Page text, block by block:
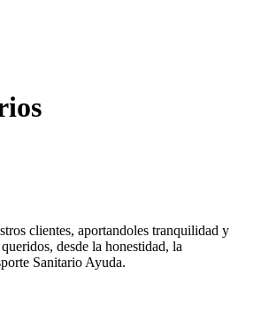
clientes, aportandoles tranquilidad y
desde la honestidad, la
Sanitario Ayuda.